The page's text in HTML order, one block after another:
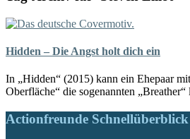
Hidden – Die Angst holt dich ein
In „Hidden“ (2015) kann ein Ehepaar
Oberfläche“ die sogenannten
Actionfreunde Schnellüberblick